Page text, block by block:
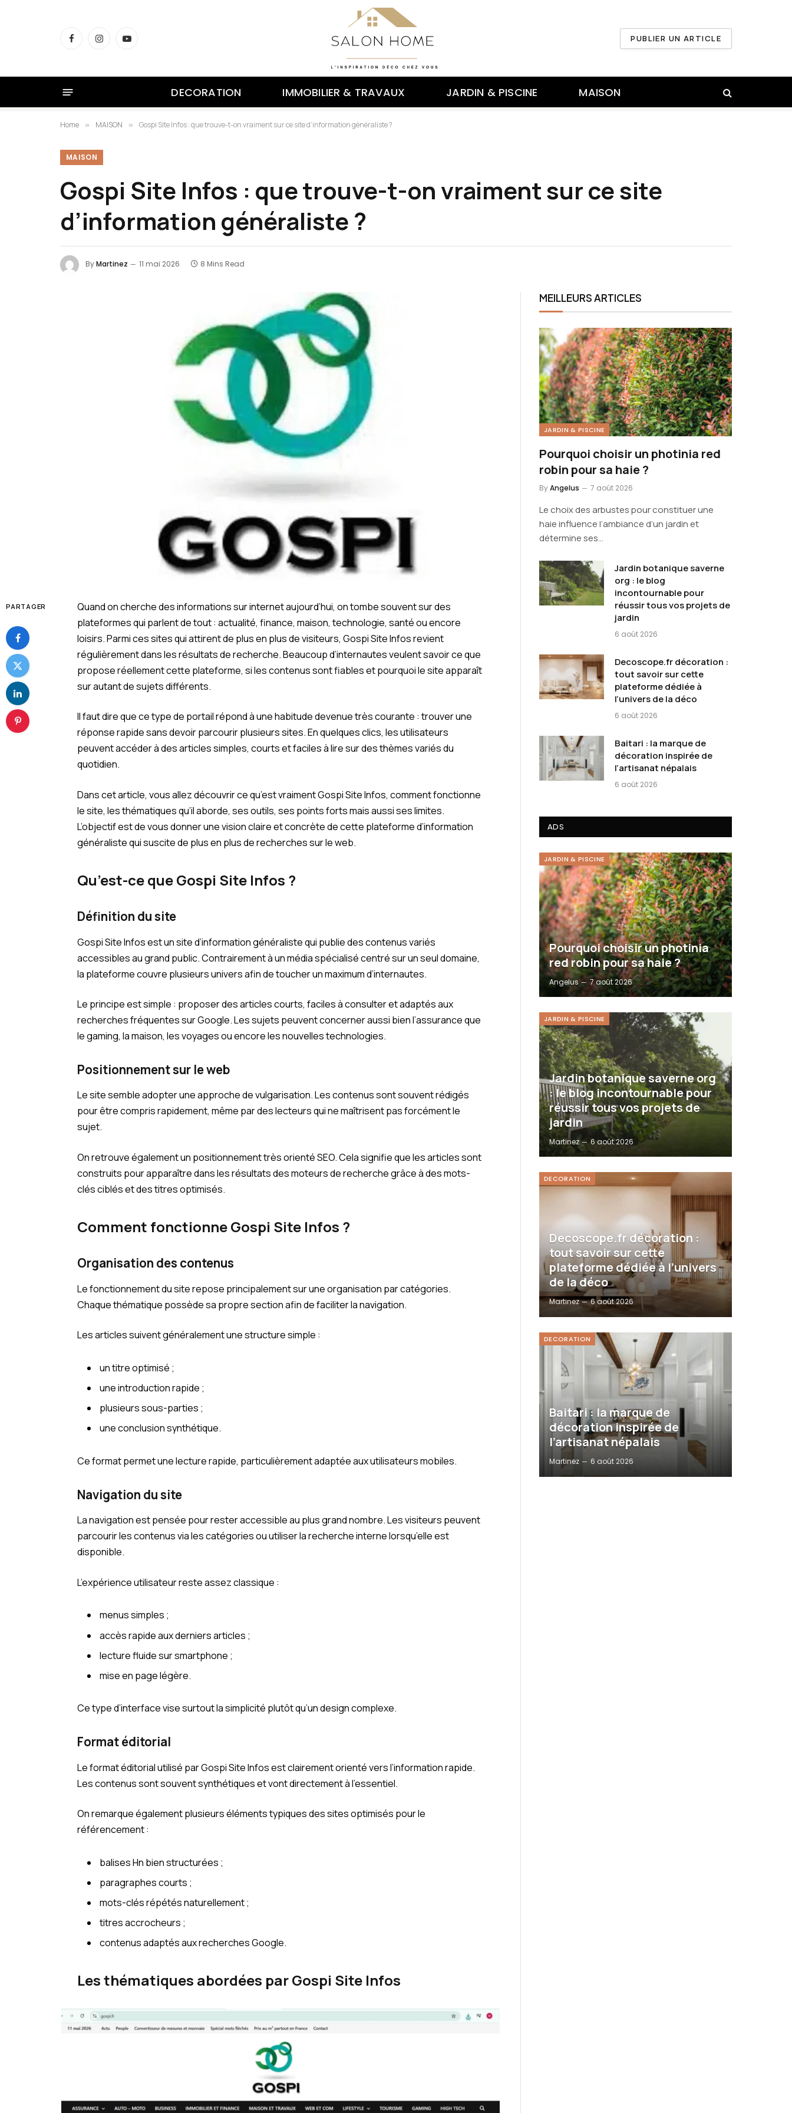
FacebookInstagramYouTube PUBLIER UN ARTICLE
DECORATION IMMOBILIER & TRAVAUX JARDIN & PISCINE MAISON
Home » MAISON » Gospi Site Infos : que trouve-t-on vraiment sur ce site d’information généraliste ?
MAISON
Gospi Site Infos : que trouve-t-on vraiment sur ce site
d’information généraliste ?
ByMartinez 11 mai 2026 8 Mins Read
PARTAGER
Quand on cherche des informations sur internet aujourd’hui, on tombe souvent sur des
plateformes qui parlent de tout : actualité, finance, maison, technologie, santé ou encore
loisirs. Parmi ces sites qui attirent de plus en plus de visiteurs, Gospi Site Infos revient
régulièrement dans les résultats de recherche. Beaucoup d’internautes veulent savoir ce que
propose réellement cette plateforme, si les contenus sont fiables et pourquoi le site apparaît
sur autant de sujets différents.
Il faut dire que ce type de portail répond à une habitude devenue très courante : trouver une
réponse rapide sans devoir parcourir plusieurs sites. En quelques clics, les utilisateurs
peuvent accéder à des articles simples, courts et faciles à lire sur des thèmes variés du
quotidien.
Dans cet article, vous allez découvrir ce qu’est vraiment Gospi Site Infos, comment fonctionne
le site, les thématiques qu’il aborde, ses outils, ses points forts mais aussi ses limites.
L’objectif est de vous donner une vision claire et concrète de cette plateforme d’information
généraliste qui suscite de plus en plus de recherches sur le web.
Qu’est-ce que Gospi Site Infos ?
Définition du site
Gospi Site Infos est un site d’information généraliste qui publie des contenus variés
accessibles au grand public. Contrairement à un média spécialisé centré sur un seul domaine,
la plateforme couvre plusieurs univers afin de toucher un maximum d’internautes.
Le principe est simple : proposer des articles courts, faciles à consulter et adaptés aux
recherches fréquentes sur Google. Les sujets peuvent concerner aussi bien l’assurance que
le gaming, la maison, les voyages ou encore les nouvelles technologies.
Positionnement sur le web
Le site semble adopter une approche de vulgarisation. Les contenus sont souvent rédigés
pour être compris rapidement, même par des lecteurs qui ne maîtrisent pas forcément le
sujet.
On retrouve également un positionnement très orienté SEO. Cela signifie que les articles sont
construits pour apparaître dans les résultats des moteurs de recherche grâce à des mots-
clés ciblés et des titres optimisés.
Comment fonctionne Gospi Site Infos ?
Organisation des contenus
Le fonctionnement du site repose principalement sur une organisation par catégories.
Chaque thématique possède sa propre section afin de faciliter la navigation.
Les articles suivent généralement une structure simple :
un titre optimisé ;
une introduction rapide ;
plusieurs sous-parties ;
une conclusion synthétique.
Ce format permet une lecture rapide, particulièrement adaptée aux utilisateurs mobiles.
Navigation du site
La navigation est pensée pour rester accessible au plus grand nombre. Les visiteurs peuvent
parcourir les contenus via les catégories ou utiliser la recherche interne lorsqu’elle est
disponible.
L’expérience utilisateur reste assez classique :
menus simples ;
accès rapide aux derniers articles ;
lecture fluide sur smartphone ;
mise en page légère.
Ce type d’interface vise surtout la simplicité plutôt qu’un design complexe.
Format éditorial
Le format éditorial utilisé par Gospi Site Infos est clairement orienté vers l’information rapide.
Les contenus sont souvent synthétiques et vont directement à l’essentiel.
On remarque également plusieurs éléments typiques des sites optimisés pour le
référencement :
balises Hn bien structurées ;
paragraphes courts ;
mots-clés répétés naturellement ;
titres accrocheurs ;
contenus adaptés aux recherches Google.
Les thématiques abordées par Gospi Site Infos
MEILLEURS ARTICLES
JARDIN & PISCINE
Pourquoi choisir un photinia red
robin pour sa haie ?
ByAngelus 7 août 2026
Le choix des arbustes pour constituer une
haie influence l’ambiance d’un jardin et
détermine ses…
Jardin botanique saverne
org : le blog
incontournable pour
réussir tous vos projets de
jardin
6 août 2026
Decoscope.fr décoration :
tout savoir sur cette
plateforme dédiée à
l’univers de la déco
6 août 2026
Baitari : la marque de
décoration inspirée de
l’artisanat népalais
6 août 2026
ADS
JARDIN & PISCINE
Pourquoi choisir un photinia
red robin pour sa haie ?
Angelus 7 août 2026
JARDIN & PISCINE
Jardin botanique saverne org
: le blog incontournable pour
réussir tous vos projets de
jardin
Martinez 6 août 2026
DECORATION
Decoscope.fr décoration :
tout savoir sur cette
plateforme dédiée à l’univers
de la déco
Martinez 6 août 2026
DECORATION
Baitari : la marque de
décoration inspirée de
l’artisanat népalais
Martinez 6 août 2026